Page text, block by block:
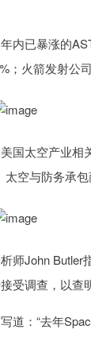
已暴涨的AST
；火箭发射公
太空产业相
空与防务承
John Butler指
受调查，以查
：“去年